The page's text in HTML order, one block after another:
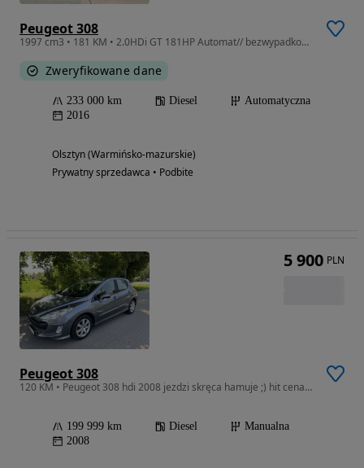
Peugeot 308
1997 cm3 • 181 KM • 2.0HDi GT 181HP Automat// bezwypadkowy// bogata historia// RATY
Zweryfikowane dane
233 000 km Diesel
Automatyczna
2016
Olsztyn (Warmińsko-mazurskie)
Prywatny sprzedawca • Podbite
Peugeot 308
120 KM • Peugeot 308 hdi 2008 jezdzi skręca hamuje ;) hit cena !!!
199 999 km Diesel
Manualna
2008
5 900 PLN